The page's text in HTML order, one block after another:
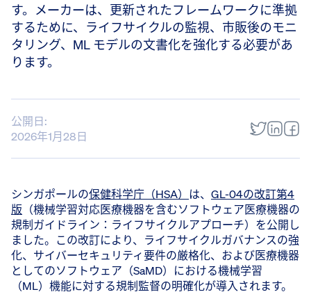
す。メーカーは、更新されたフレームワークに準拠
するために、ライフサイクルの監視、市販後のモニ
タリング、ML モデルの文書化を強化する必要があ
ります。
公開日:
2026年1月28日
シンガポールの保健科学庁（HSA） は、 GL-04の改訂第4
版 （機械学習対応医療機器を含むソフトウェア医療機器の
規制ガイドライン：ライフサイクルアプローチ）を公開し
ました。この改訂により、ライフサイクルガバナンスの強
化、サイバーセキュリティ要件の厳格化、および医療機器
としてのソフトウェア（SaMD）における機械学習
（ML）機能に対する規制監督の明確化が導入されます。